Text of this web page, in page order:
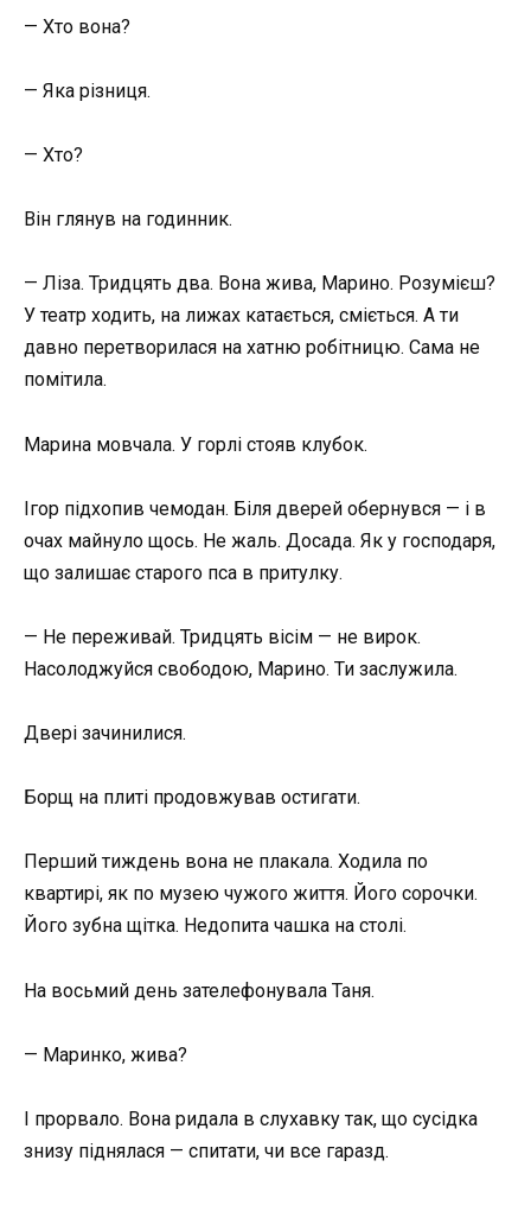
— Хто вона?
— Яка різниця.
— Хто?
Він глянув на годинник.
— Ліза. Тридцять два. Вона жива, Марино. Розумієш?
У театр ходить, на лижах катається, сміється. А ти
давно перетворилася на хатню робітницю. Сама не
помітила.
Марина мовчала. У горлі стояв клубок.
Ігор підхопив чемодан. Біля дверей обернувся — і в
очах майнуло щось. Не жаль. Досада. Як у господаря,
що залишає старого пса в притулку.
— Не переживай. Тридцять вісім — не вирок.
Насолоджуйся свободою, Марино. Ти заслужила.
Двері зачинилися.
Борщ на плиті продовжував остигати.
Перший тиждень вона не плакала. Ходила по
квартирі, як по музею чужого життя. Його сорочки.
Його зубна щітка. Недопита чашка на столі.
На восьмий день зателефонувала Таня.
— Маринко, жива?
І прорвало. Вона ридала в слухавку так, що сусідка
знизу піднялася — спитати, чи все гаразд.